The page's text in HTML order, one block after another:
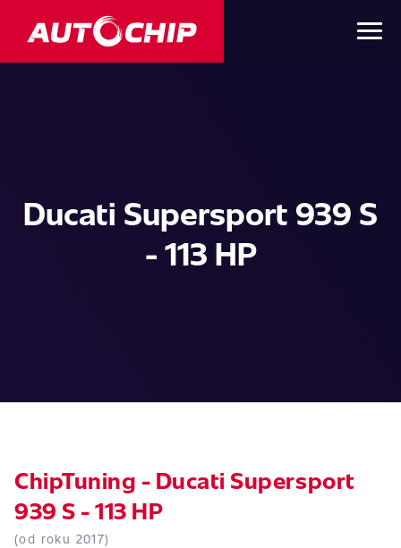
Ducati Supersport 939 S
- 113 HP
ChipTuning - Ducati Supersport
939 S - 113 HP
(od roku 2017)